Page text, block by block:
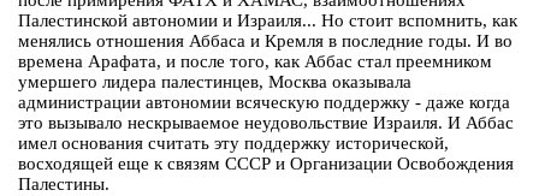
Палестинской автономии и Израиля... Но стоит вспомнить, как
менялись отношения Аббаса и Кремля в последние годы. И во
времена Арафата, и после того, как Аббас стал преемником
умершего лидера палестинцев, Москва оказывала
администрации автономии всяческую поддержку - даже когда
это вызывало нескрываемое неудовольствие Израиля. И Аббас
имел основания считать эту поддержку исторической,
восходящей еще к связям СССР и Организации Освобождения
Палестины.